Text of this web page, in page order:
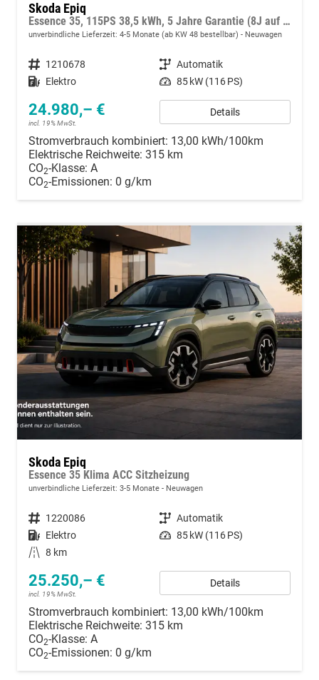
Skoda Epiq
Essence 35, 115PS 38,5 kWh, 5 Jahre Garantie (8J auf Batterie), Climatronic, Infotainment 13,1" + Smartlink, Parksensoren hinten, ACC, Side Assist, M-Lederlenkrad, Dachreling
unverbindliche Lieferzeit: 4-5 Monate (ab KW 48 bestellbar) Neuwagen
Fahrzeugnummer 1210678 Getriebe Automatik
Kraftstoff Elektro Leistung 85 kW (116 PS)
24.980,– €
incl. 19% MwSt.
Details
Stromverbrauch kombiniert: 13,00 kWh/100km
Elektrische Reichweite: 315 km
CO2-Klasse: A
CO2-Emissionen: 0 g/km
Skoda Epiq
Essence 35 Klima ACC Sitzheizung
unverbindliche Lieferzeit: 3-5 Monate Neuwagen
Fahrzeugnummer 1220086 Getriebe Automatik
Kraftstoff Elektro Leistung 85 kW (116 PS)
Kilometerstand 8 km
25.250,– €
incl. 19% MwSt.
Details
Stromverbrauch kombiniert: 13,00 kWh/100km
Elektrische Reichweite: 315 km
CO2-Klasse: A
CO2-Emissionen: 0 g/km